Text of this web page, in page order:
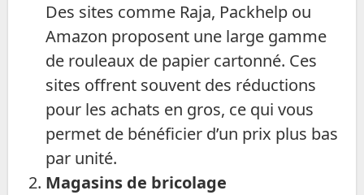
Des sites comme Raja, Packhelp ou
Amazon proposent une large gamme
de rouleaux de papier cartonné. Ces
sites offrent souvent des réductions
pour les achats en gros, ce qui vous
permet de bénéficier d’un prix plus bas
par unité.
Magasins de bricolage